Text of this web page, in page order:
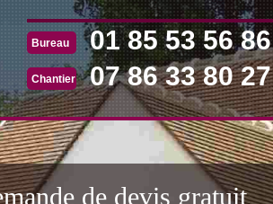
Bureau 01 85 53 56 86
Chantier 07 86 33 80 27
de devis gratuit